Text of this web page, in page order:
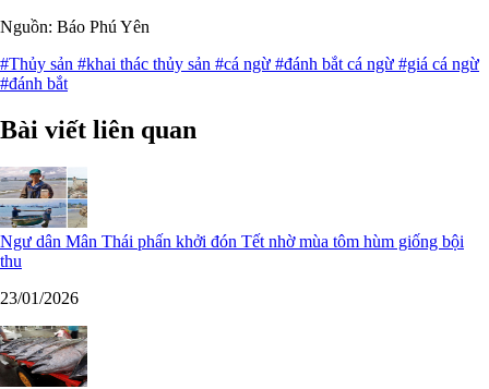
Nguồn: Báo Phú Yên
#Thủy sản #khai thác thủy sản #cá ngừ #đánh bắt cá ngừ #giá cá ngừ
#đánh bắt
Bài viết liên quan
Ngư dân Mân Thái phấn khởi đón Tết nhờ mùa tôm hùm giống bội
thu
23/01/2026